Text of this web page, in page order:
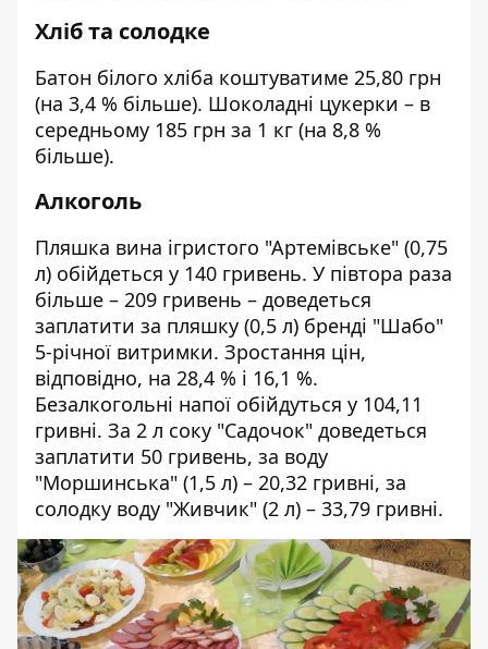
Хліб та солодке
Батон білого хліба коштуватиме 25,80 грн
(на 3,4 % більше). Шоколадні цукерки – в
середньому 185 грн за 1 кг (на 8,8 %
більше).
Алкоголь
Пляшка вина ігристого "Артемівське" (0,75
л) обійдеться у 140 гривень. У півтора раза
більше – 209 гривень – доведеться
заплатити за пляшку (0,5 л) бренді "Шабо"
5‑річної витримки. Зростання цін,
відповідно, на 28,4 % і 16,1 %.
Безалкогольні напої обійдуться у 104,11
гривні. За 2 л соку "Садочок" доведеться
заплатити 50 гривень, за воду
"Моршинська" (1,5 л) – 20,32 гривні, за
солодку воду "Живчик" (2 л) – 33,79 гривні.